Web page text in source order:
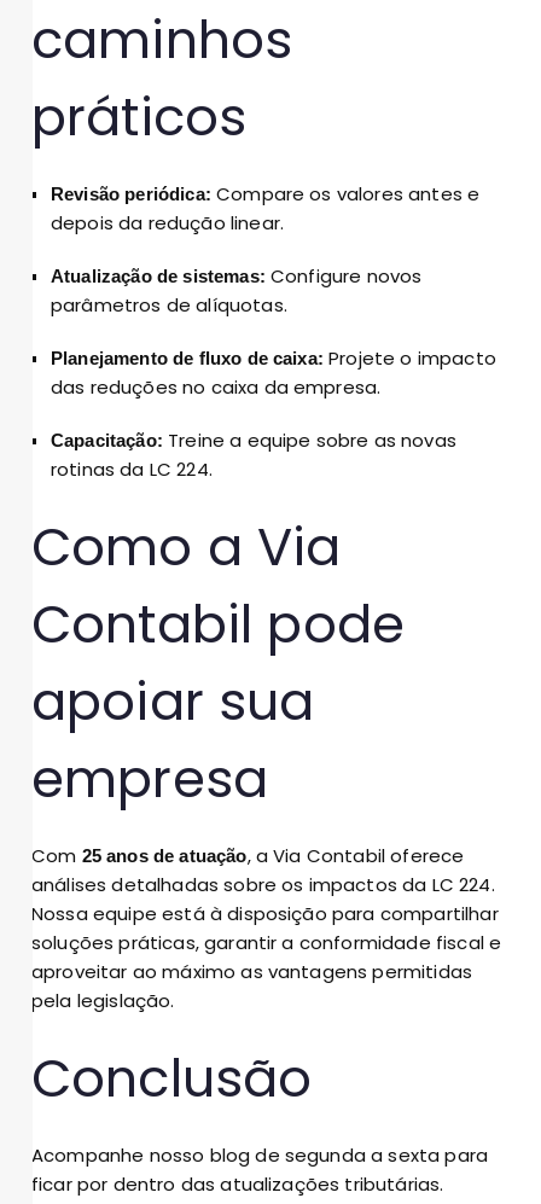
caminhos
práticos
Revisão periódica: Compare os valores antes e
depois da redução linear.
Atualização de sistemas: Configure novos
parâmetros de alíquotas.
Planejamento de fluxo de caixa: Projete o impacto
das reduções no caixa da empresa.
Capacitação: Treine a equipe sobre as novas
rotinas da LC 224.
Como a Via
Contabil pode
apoiar sua
empresa
Com 25 anos de atuação, a Via Contabil oferece
análises detalhadas sobre os impactos da LC 224.
Nossa equipe está à disposição para compartilhar
soluções práticas, garantir a conformidade fiscal e
aproveitar ao máximo as vantagens permitidas
pela legislação.
Conclusão
Acompanhe nosso blog de segunda a sexta para
ficar por dentro das atualizações tributárias.